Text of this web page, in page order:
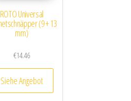
ROTO Universal
(9 + 13
mm)
€14.46
Siehe Angebot